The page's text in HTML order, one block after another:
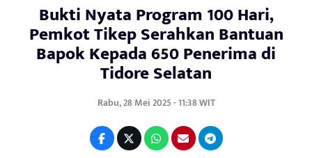
Bukti Nyata Program 100 Hari,
Pemkot Tikep Serahkan Bantuan
Bapok Kepada 650 Penerima di
Tidore Selatan
Rabu, 28 Mei 2025 - 11:38 WIT